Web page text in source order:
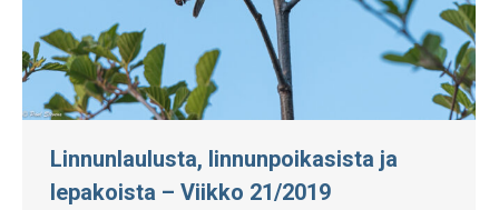
Linnunlaulusta, linnunpoikasista ja
lepakoista – Viikko 21/2019